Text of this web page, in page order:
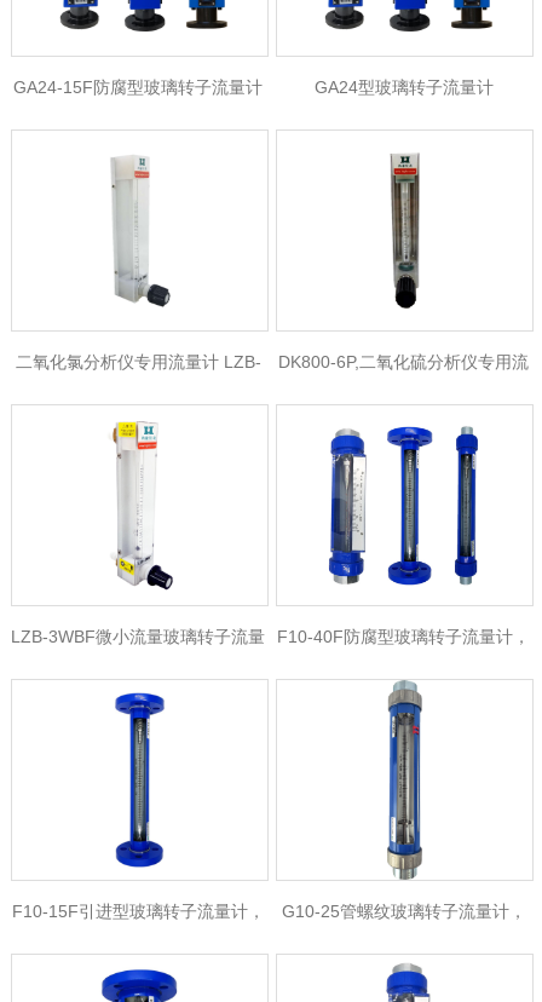
GA24-15F防腐型玻璃转子流量计 GA24型玻璃转子流量计
二氧化氯分析仪专用流量计 LZB-
3WBP，PVDF材质玻璃转子流量
计
DK800-6P,二氧化硫分析仪专用流
量计，耐腐蚀玻璃转子流量计
LZB-3WBF微小流量玻璃转子流量
计，全四氟玻璃转子流量计
F10-40F防腐型玻璃转子流量计，
玻璃转子流量计生产厂家
F10-15F引进型玻璃转子流量计，
活动法兰玻璃转子流量计
G10-25管螺纹玻璃转子流量计，
VA10-25引进型玻璃转子流量计